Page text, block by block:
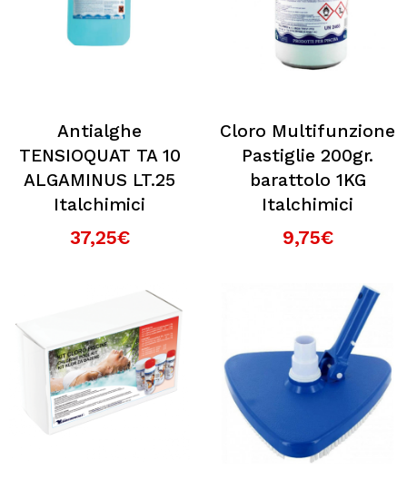
Antialghe
TENSIOQUAT TA 10
ALGAMINUS LT.25
Italchimici
37,25€
Cloro Multifunzione
Pastiglie 200gr.
barattolo 1KG
Italchimici
9,75€